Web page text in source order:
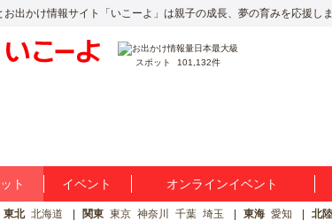
お出かけ情報サイト「いこーよ」は親子の成長、夢の育みを応援しま
スポット 101,132件
ト イベント オンラインイベント
東北 北海道 関東 東京 神奈川 千葉 埼玉 東海 愛知 北